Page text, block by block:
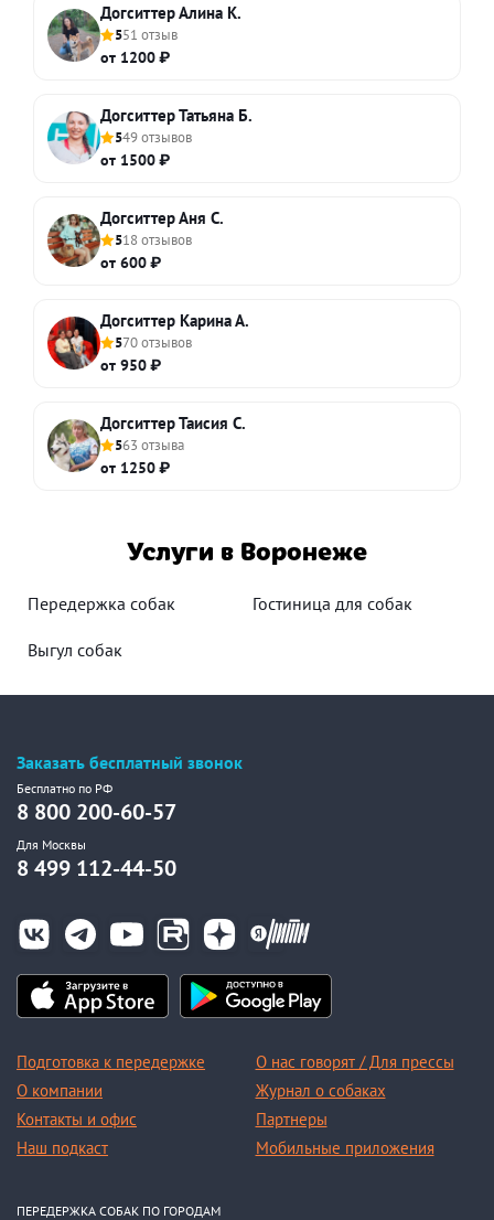
Догситтер Алина К.
551 отзыв
от 1200 ₽
Догситтер Татьяна Б.
549 отзывов
от 1500 ₽
Догситтер Аня С.
518 отзывов
от 600 ₽
Догситтер Карина А.
570 отзывов
от 950 ₽
Догситтер Таисия С.
563 отзыва
от 1250 ₽
Услуги в Воронеже
Передержка собак Гостиница для собак
Выгул собак
Заказать бесплатный звонок
Бесплатно по РФ
8 800 200-60-57
Для Москвы
8 499 112-44-50
Подготовка к передержке
О компании
Контакты и офис
Наш подкаст
О нас говорят / Для прессы
Журнал о собаках
Партнеры
Мобильные приложения
ПЕРЕДЕРЖКА СОБАК ПО ГОРОДАМ